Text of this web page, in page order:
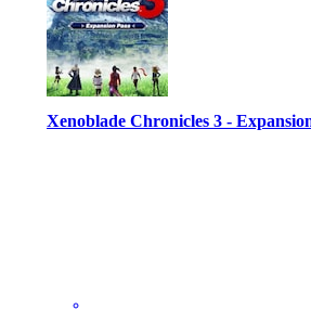
Xenoblade Chronicles 3 -